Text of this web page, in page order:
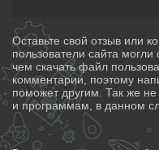
Оставьте свой отзыв или
пользователи сайта
чем скачать файл
комментарии, поэтому
поможет другим. Так же не
и программам, в данном